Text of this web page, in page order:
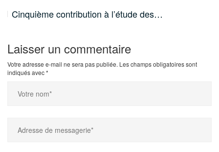
Cinquième contribution à l’étude des…
Laisser un commentaire
Votre adresse e-mail ne sera pas publiée. Les champs obligatoires sont
indiqués avec*